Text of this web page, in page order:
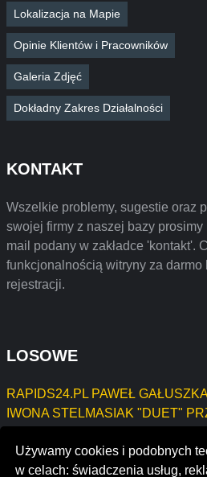
Używamy cookies i podobnych
w celach: świadczenia usług,
Lokalizacja na Mapie
Opinie Klientów i Pracowników
Galeria Zdjęć
Dokładny Zakres Działalności
KONTAKT
Wszelkie problemy, sugestie oraz
swojej firmy z naszej bazy
mail podany w zakładce 'kontakt'.
funkcjonalnością witryny za darmo
rejestracji.
LOSOWE
RAPIDS24.PL PAWEŁ GAŁUSZKA
IWONA STELMASIAK "DUET"
BARANOWSCY HORSES
interfer s.a groupe robelbois